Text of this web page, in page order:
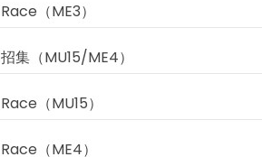
Race（ME3）
招集（MU15/ME4）
Race（MU15）
Race（ME4）